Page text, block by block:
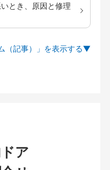
とき、原因と修理
（記事）」を
ア